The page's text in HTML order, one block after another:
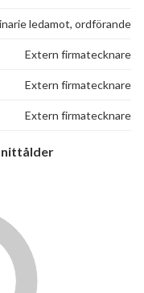
ledamot, ordförande
Extern firmatecknare
Extern firmatecknare
Extern firmatecknare